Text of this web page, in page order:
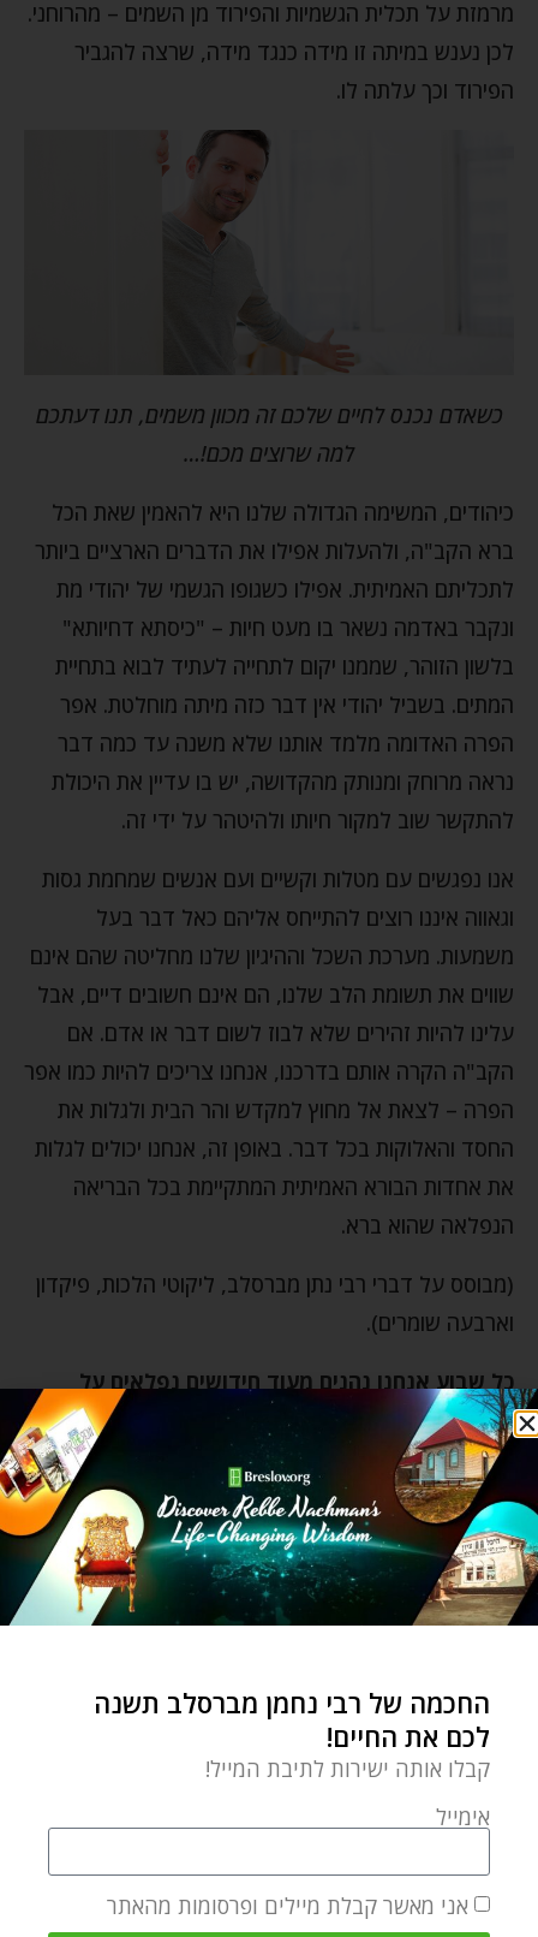
מרמזת על תכלית הגשמיות והפירוד מן השמים – מהרוחני.
לכן נענש במיתה זו מידה כנגד מידה, שרצה להגביר
הפירוד וכך עלתה לו.
כשאדם נכנס לחיים שלכם זה מכוון משמים, תנו דעתכם
למה שרוצים מכם!…
כיהודים, המשימה הגדולה שלנו היא להאמין שאת הכל
ברא הקב"ה, ולהעלות אפילו את הדברים הארציים ביותר
לתכליתם האמיתית. אפילו כשגופו הגשמי של יהודי מת
ונקבר באדמה נשאר בו מעט חיות – "כיסתא דחיותא"
בלשון הזוהר, שממנו יקום לתחייה לעתיד לבוא בתחיית
המתים. בשביל יהודי אין דבר כזה מיתה מוחלטת. אפר
הפרה האדומה מלמד אותנו שלא משנה עד כמה דבר
נראה מרוחק ומנותק מהקדושה, יש בו עדיין את היכולת
להתקשר שוב למקור חיותו ולהיטהר על ידי זה.
אנו נפגשים עם מטלות וקשיים ועם אנשים שמחמת גסות
וגאווה איננו רוצים להתייחס אליהם כאל דבר בעל
משמעות. מערכת השכל וההיגיון שלנו מחליטה שהם אינם
שווים את תשומת הלב שלנו, הם אינם חשובים דיים, אבל
עלינו להיות זהירים שלא לבוז לשום דבר או אדם. אם
הקב"ה הקרה אותם בדרכנו, אנחנו צריכים להיות כמו אפר
הפרה – לצאת אל מחוץ למקדש והר הבית ולגלות את
החסד והאלוקות בכל דבר. באופן זה, אנחנו יכולים לגלות
את אחדות הבורא האמיתית המתקיימת בכל הבריאה
הנפלאה שהוא ברא.
(מבוסס על דברי רבי נתן מברסלב, ליקוטי הלכות, פיקדון
וארבעה שומרים).
כל שבוע אנחנו נהנים מעוד חידושים נפלאים על
פרשת השבוע, כנסו
לכאן ותיהנו גם אתם
אמונה אתגרי חיים גישת הכל או כלום הצלחה
השגחה פרטית חיים מאושרים ליקוטי הלכות ליקוטי מוהר"ן
עצות מעשיות פרשת השבוע חוקת פרשת השבוע קרח צדיק
YOSSI KATZ
Yossi Katz is the founder and
director of Breslov Life. He is the
החכמה של רבי נחמן מברסלב תשנה
לכם את החיים!
קבלו אותה ישירות לתיבת המייל!
אימייל
אני מאשר קבלת מיילים ופרסומות מהאתר